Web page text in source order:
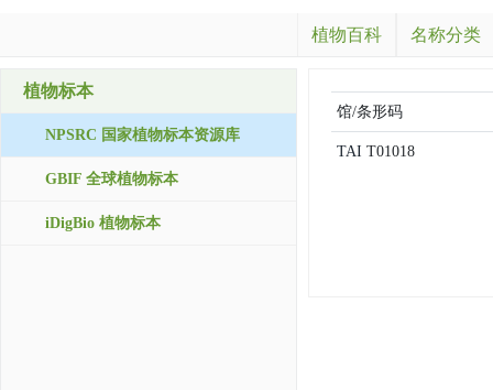
植物百科 名称分类
植物标本
NPSRC 国家植物标本资源库
GBIF 全球植物标本
iDigBio 植物标本
馆/条形码
TAI T01018